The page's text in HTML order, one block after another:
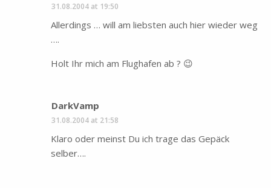
31.08.2004 at 19:50
Allerdings … will am liebsten auch hier wieder weg
….
Holt Ihr mich am Flughafen ab ? 😉
DarkVamp
31.08.2004 at 21:58
Klaro oder meinst Du ich trage das Gepäck
selber….